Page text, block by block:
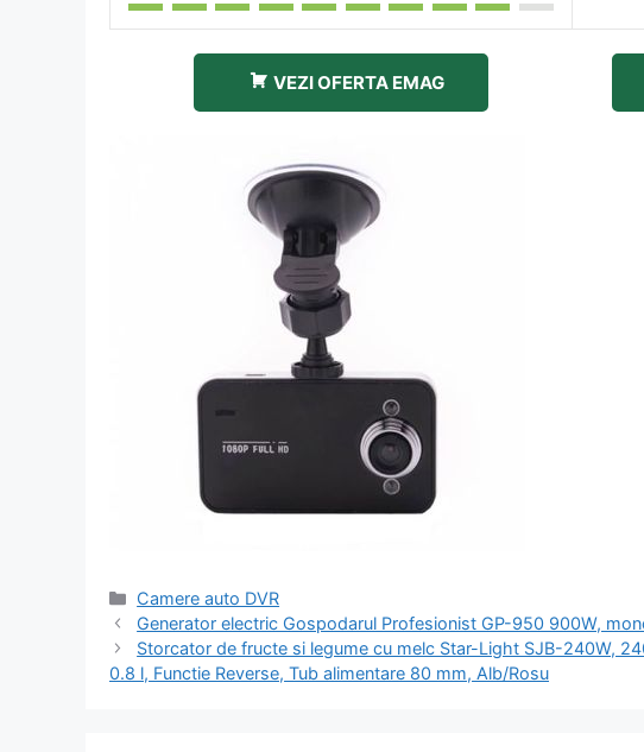
VEZI OFERTA EMAG
Categorii
Camere auto DVR
Navigare
în
articol
Generator electric Gospodarul Profesionist GP-950 900W,
Storcator de fructe si legume cu melc Star-Light SJB-240W,
0.8 l, Functie Reverse, Tub alimentare 80 mm, Alb/Rosu